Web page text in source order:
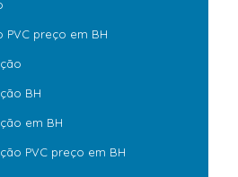
preço em BH
BH
em BH
PVC preço em BH